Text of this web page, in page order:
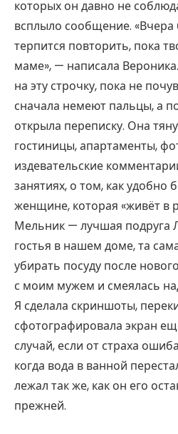
которых он давно не
всплыло сообщение.
терпится повторить, пока
маме», — написала
на эту строчку, пока не
сначала немеют пальцы, а
открыла переписку. Она
гостиницы, апартаменты,
издевательские
занятиях, о том, как удобно
женщине, которая «живёт в
Мельник — лучшая подруга
гостья в нашем доме, та
убирать посуду после
с моим мужем и смеялась
Я сделала скриншоты,
сфотографировала экран
случай, если от страха
когда вода в ванной
лежал так же, как он его
прежней.